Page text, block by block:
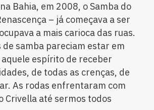
Bahia, em 2008, o Samba do
– já começava a ser
a mais carioca das ruas.
samba pareciam estar em
espírito de receber
de todas as crenças, de
As rodas enfrentaram com
Crivella até sermos todos